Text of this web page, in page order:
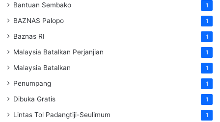
Bantuan Sembako 1
BAZNAS Palopo 1
Baznas RI 1
Malaysia Batalkan Perjanjian 1
Malaysia Batalkan 1
Penumpang 1
Dibuka Gratis 1
Lintas Tol Padangtiji-Seulimum 1